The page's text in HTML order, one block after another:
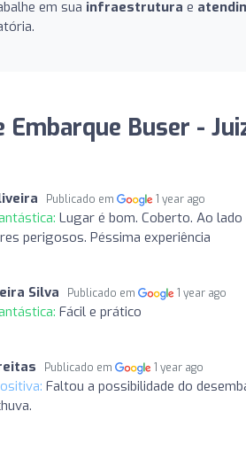
em sua infraestrutura e
Embarque Buser -
Publicado em 1 year ago
Lugar é bom. Coberto. Ao lado
perigosos. Péssima experiência
Silva Publicado em 1 year ago
Fácil e prático
Publicado em 1 year ago
Faltou a possibilidade do